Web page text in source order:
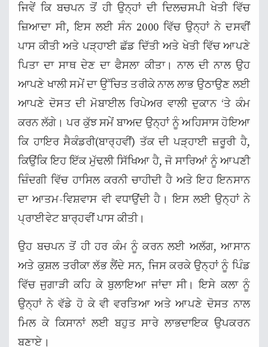
ਜਿਵੇਂ ਕਿ ਬਚਪਨ ਤੋਂ ਹੀ ਉਨ੍ਹਾਂ ਦੀ ਦਿਲਚਸਪੀ ਖੇਤੀ ਵਿੱਚ
ਜ਼ਿਆਦਾ ਸੀ, ਇਸ ਲਈ ਸੰਨ 2000 ਵਿੱਚ ਉਨ੍ਹਾਂ ਨੇ ਦਸਵੀਂ
ਪਾਸ ਕੀਤੀ ਅਤੇ ਪੜ੍ਹਾਈ ਛੱਡ ਦਿੱਤੀ ਅਤੇ ਖੇਤੀ ਵਿੱਚ ਆਪਣੇ
ਪਿਤਾ ਦਾ ਸਾਥ ਦੇਣ ਦਾ ਫੈਸਲਾ ਕੀਤਾ। ਨਾਲ ਦੀ ਨਾਲ ਉਹ
ਆਪਣੇ ਖਾਲੀ ਸਮੇਂ ਦਾ ਉੱਚਿਤ ਤਰੀਕੇ ਨਾਲ ਲਾਭ ਉਠਾਉਣ ਲਈ
ਆਪਣੇ ਦੋਸਤ ਦੀ ਮੋਬਾਈਲ ਰਿਪੇਅਰ ਵਾਲੀ ਦੁਕਾਨ ‘ਤੇ ਕੰਮ
ਕਰਨ ਲੱਗੇ। ਪਰ ਕੁੱਝ ਸਮੇਂ ਬਾਅਦ ਉਨ੍ਹਾਂ ਨੂੰ ਅਹਿਸਾਸ ਹੋਇਆ
ਕਿ ਹਾਇਰ ਸੈਕੰਡਰੀ(ਬਾਰ੍ਹਵੀਂ) ਤੱਕ ਦੀ ਪੜ੍ਹਾਈ ਜ਼ਰੂਰੀ ਹੈ,
ਕਿਉਂਕਿ ਇਹ ਇੱਕ ਮੁੱਢਲੀ ਸਿੱਖਿਆ ਹੈ, ਜੋ ਸਾਰਿਆਂ ਨੂੰ ਆਪਣੀ
ਜ਼ਿੰਦਗੀ ਵਿੱਚ ਹਾਸਿਲ ਕਰਨੀ ਚਾਹੀਦੀ ਹੈ ਅਤੇ ਇਹ ਇਨਸਾਨ
ਦਾ ਆਤਮ-ਵਿਸ਼ਵਾਸ ਵੀ ਵਧਾਉਂਦੀ ਹੈ। ਇਸ ਲਈ ਉਨ੍ਹਾਂ ਨੇ
ਪ੍ਰਾਈਵੇਟ ਬਾਰ੍ਹਵੀਂ ਪਾਸ ਕੀਤੀ।
ਉਹ ਬਚਪਨ ਤੋਂ ਹੀ ਹਰ ਕੰਮ ਨੂੰ ਕਰਨ ਲਈ ਅਲੱਗ, ਆਸਾਨ
ਅਤੇ ਕੁਸ਼ਲ ਤਰੀਕਾ ਲੱਭ ਲੈਂਦੇ ਸਨ, ਜਿਸ ਕਰਕੇ ਉਨ੍ਹਾਂ ਨੂੰ ਪਿੰਡ
ਵਿੱਚ ਜੁਗਾੜੀ ਕਹਿ ਕੇ ਬੁਲਾਇਆ ਜਾਂਦਾ ਸੀ। ਇਸੇ ਕਲਾ ਨੂੰ
ਉਨ੍ਹਾਂ ਨੇ ਵੱਡੇ ਹੋ ਕੇ ਵੀ ਵਰਤਿਆ ਅਤੇ ਆਪਣੇ ਦੋਸਤ ਨਾਲ
ਮਿਲ ਕੇ ਕਿਸਾਨਾਂ ਲਈ ਬਹੁਤ ਸਾਰੇ ਲਾਭਦਾਇਕ ਉਪਕਰਨ
ਬਣਾਏ।